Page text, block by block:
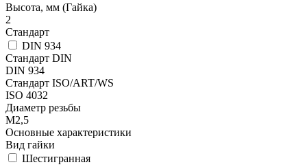
Высота, мм (Гайка)
2
Стандарт
DIN 934
Стандарт DIN
DIN 934
Стандарт ISO/ART/WS
ISO 4032
Диаметр резьбы
М2,5
Основные характеристики
Вид гайки
Шестигранная